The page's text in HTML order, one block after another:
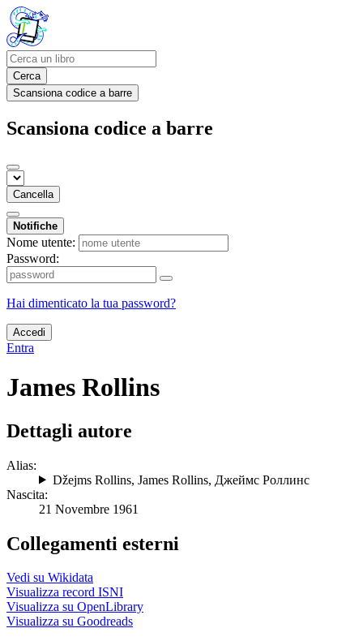
Cerca
Scansiona codice a barre
Scansiona codice a barre
Cancella
Notifiche
Nome utente:
Password:
Hai dimenticato la tua password?
Accedi
Entra
James Rollins
Dettagli autore
Alias:
Džejms Rollins, James Rollins, Джеймс Роллинс
Nascita:
21 Novembre 1961
Collegamenti esterni
Vedi su Wikidata
Visualizza record ISNI
Visualizza su OpenLibrary
Visualizza su Goodreads